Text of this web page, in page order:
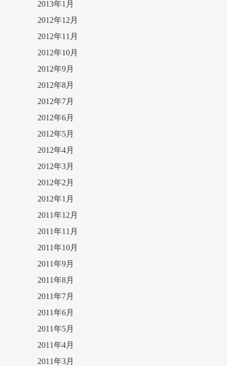
2013年1月
2012年12月
2012年11月
2012年10月
2012年9月
2012年8月
2012年7月
2012年6月
2012年5月
2012年4月
2012年3月
2012年2月
2012年1月
2011年12月
2011年11月
2011年10月
2011年9月
2011年8月
2011年7月
2011年6月
2011年5月
2011年4月
2011年3月